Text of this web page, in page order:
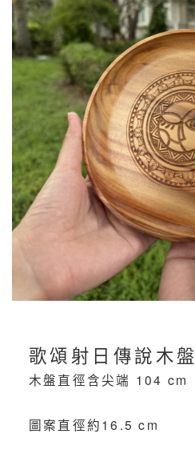
歌頌射日傳說木盤
木盤直徑含尖端 104 cm
圖案直徑約16.5 cm